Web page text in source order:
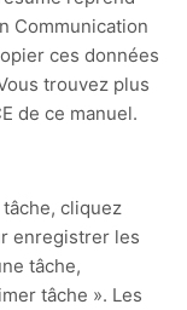
Communication
ces données
trouvez plus
de ce manuel.
cliquez
enregistrer les
tâche,
tâche ». Les